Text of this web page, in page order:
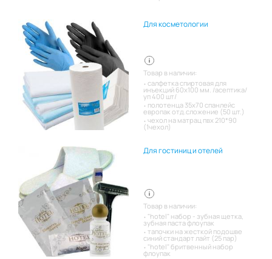
Для косметологии
Товар в наличии:
салфетка спиртовая для
инъекций 60х100 мм. /асептика/
уп 400 шт/
полотенца 35х70 спанлейс
европак отд.сложение (50 шт.)
чехол на матрац пвх 210*90
(1чехол)
Для гостиниц и отелей
Товар в наличии:
"hotel" набор - зубная щетка,
зубная паста флоупак
тапочки на жесткой подошве
синий стандарт лайт (25 пар)
"hotel" бритвенный набор
флоупак